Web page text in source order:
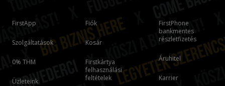
FirstApp
Szolgáltatások
0% THM
Üzleteink
Fiók
Kosár
Firstkártya
felhasználási
feltételek
FirstPhone
bankmentes
részletfizetés
Áruhitel
Karrier